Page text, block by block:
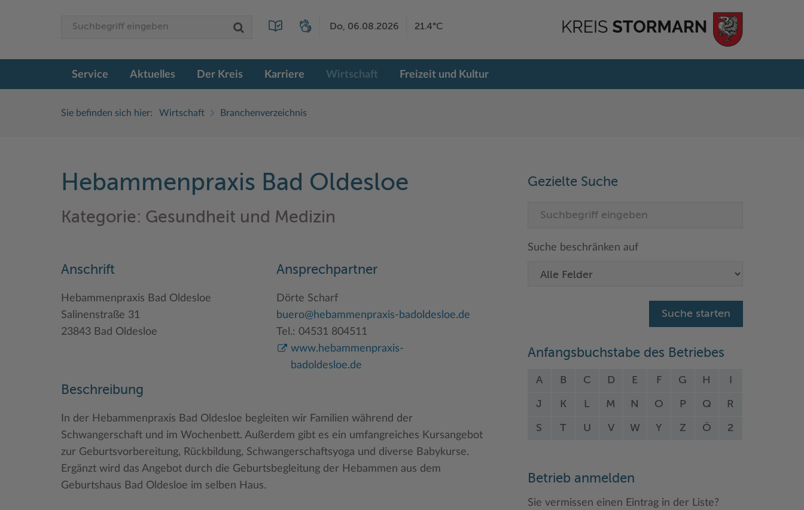
Do, 06.08.2026 21.4°C
Service Aktuelles Der Kreis Karriere Wirtschaft Freizeit und Kultur
Sie befinden sich hier: Wirtschaft Branchenverzeichnis
Hebammenpraxis Bad Oldesloe
Kategorie: Gesundheit und Medizin
Anschrift
Hebammenpraxis Bad Oldesloe
Salinenstraße 31
23843 Bad Oldesloe
Ansprechpartner
Dörte Scharf
buero@hebammenpraxis-badoldesloe.de
Tel.: 04531 804511
www.hebammenpraxis-
badoldesloe.de
Beschreibung
In der Hebammenpraxis Bad Oldesloe begleiten wir Familien während der
Schwangerschaft und im Wochenbett. Außerdem gibt es ein umfangreiches Kursangebot
zur Geburtsvorbereitung, Rückbildung, Schwangerschaftsyoga und diverse Babykurse.
Ergänzt wird das Angebot durch die Geburtsbegleitung der Hebammen aus dem
Geburtshaus Bad Oldesloe im selben Haus.
Gezielte Suche
Suche beschränken auf
Anfangsbuchstabe des Betriebes
A B C D E F G H
J K L M N O P Q R
S T U V W Y Z Ö 2
Betrieb anmelden
Sie vermissen einen Eintrag in der Liste?